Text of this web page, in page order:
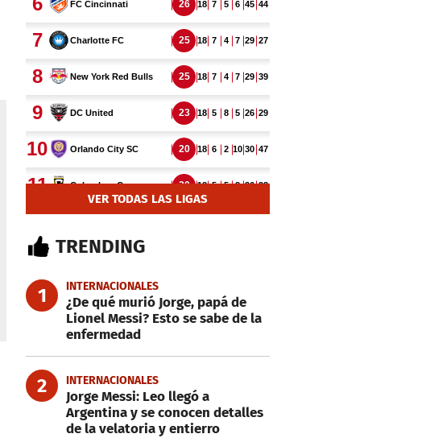
VER TODAS LAS LIGAS
TRENDING
1 INTERNACIONALES
¿De qué murió Jorge, papá de
Lionel Messi? Esto se sabe de la
enfermedad
2 INTERNACIONALES
Jorge Messi: Leo llegó a
Argentina y se conocen detalles
de la velatoria y entierro